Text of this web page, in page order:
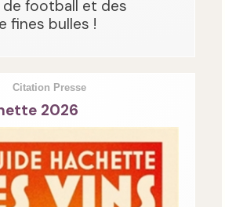
de football et des
fines bulles !
Citation Presse
2026